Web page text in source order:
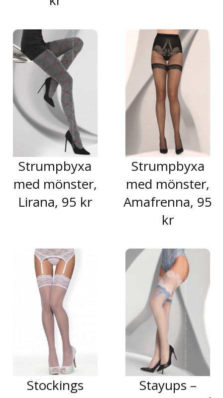
Strumpbyxa
med mönster,
Lirana, 95 kr
Strumpbyxa
med mönster,
Amafrenna, 95
kr
Stockings
Stayups –